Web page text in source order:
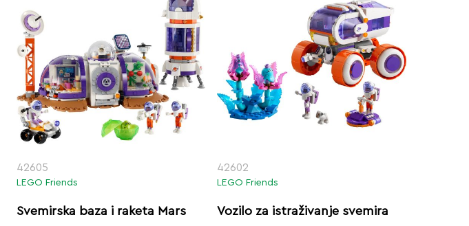
42605
LEGO Friends
Svemirska baza i raketa Mars
42602
LEGO Friends
Vozilo za istraživanje svemira